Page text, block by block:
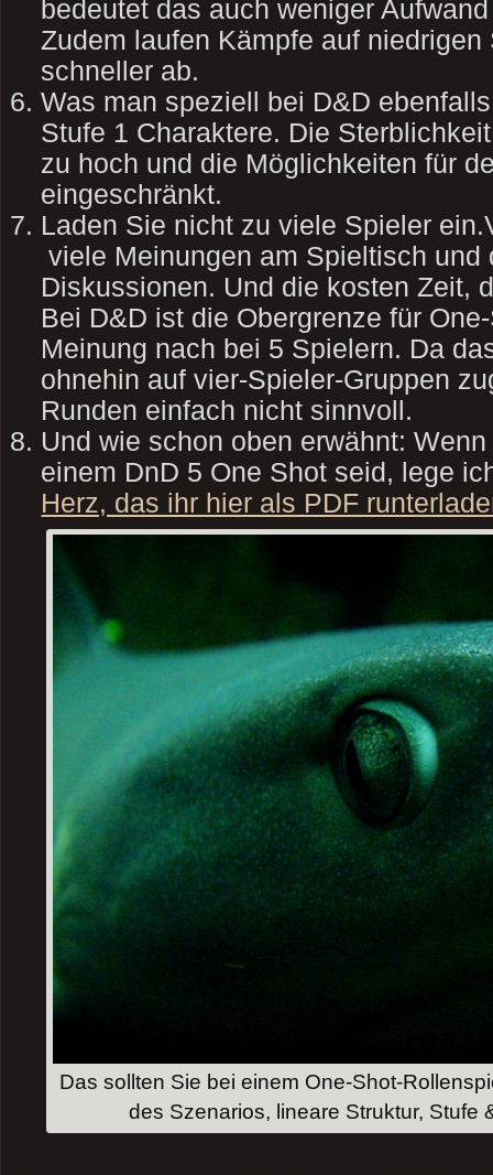
bedeutet das auch weniger
Zudem laufen Kämpfe auf
schneller ab.
Was man speziell bei D&D
Stufe 1 Charaktere. Die
zu hoch und die Möglichkeiten für
eingeschränkt.
Laden Sie nicht zu viele Spieler
viele Meinungen am Spieltisch und
Diskussionen. Und die kosten Zeit,
Bei D&D ist die Obergrenze für
Meinung nach bei 5 Spielern. Da
ohnehin auf vier-Spieler-Gruppen
Runden einfach nicht sinnvoll.
Und wie schon oben erwähnt:
einem DnD 5 One Shot seid, lege
Herz, das ihr hier als PDF
Das sollten Sie bei einem One-Shot-
des Szenarios, lineare Struktur, Stufe